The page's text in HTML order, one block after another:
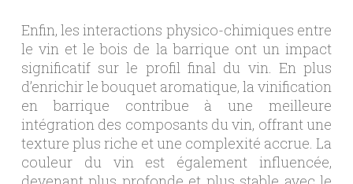
Enfin, les interactions physico-chimiques entre
le vin et le bois de la barrique ont un impact
significatif sur le profil final du vin. En plus
d’enrichir le bouquet aromatique, la vinification
en barrique contribue à une meilleure
intégration des composants du vin, offrant une
texture plus riche et une complexité accrue. La
couleur du vin est également influencée,